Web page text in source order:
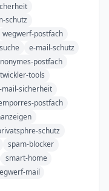
schutz
wegwerf-postfach
e-mail-schutz
postfach
tools
mail-sicherheit
postfach
schutz
spam-blocker
smart-home
mail